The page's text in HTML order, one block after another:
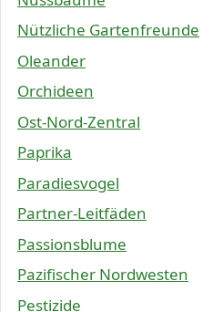
Nützliche Gartenfreunde
Oleander
Orchideen
Ost-Nord-Zentral
Paprika
Paradiesvogel
Partner-Leitfäden
Passionsblume
Pazifischer Nordwesten
Pestizide